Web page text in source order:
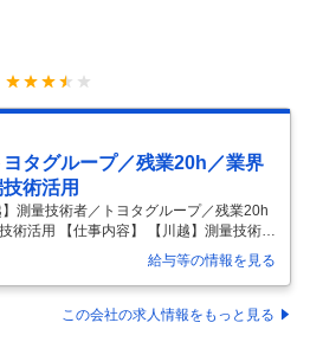
・整備管理スタッフは約220名が在籍し
： 同社では中途採
タグループ／残業20h／業界
術活用
測量技術者／トヨタグループ／残業20h
術活用 【仕事内容】 【川越】測量技術者
業界トップクラスの最先端技術活用 【具
残業20h程度／年次に関わらず昇格可能
ット機を軸とした「航空事業」と国内屈
情報事業」2つの事業を核に展開】 ■業務
給与等の情報を見る
この会社の求人情報をもっと見る